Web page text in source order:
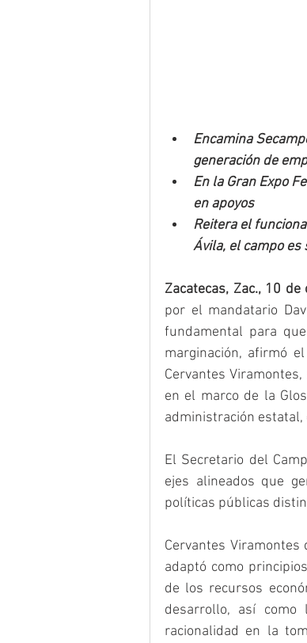
Encamina
generación de
En la Gran Expo
en apoyos
Reitera el
Ávila, el campo
Zacatecas, Zac., 10
por el mandatario
fundamental para
marginación, afirmó
Cervantes
en el marco de la
administración estatal,
El Secretario del
ejes alineados que
políticas públicas
Cervantes
adaptó como
de los recursos
desarrollo, así como
racionalidad en la